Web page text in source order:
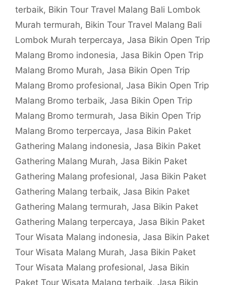
terbaik, Bikin Tour Travel Malang Bali Lombok
Murah termurah, Bikin Tour Travel Malang Bali
Lombok Murah terpercaya, Jasa Bikin Open Trip
Malang Bromo indonesia, Jasa Bikin Open Trip
Malang Bromo Murah, Jasa Bikin Open Trip
Malang Bromo profesional, Jasa Bikin Open Trip
Malang Bromo terbaik, Jasa Bikin Open Trip
Malang Bromo termurah, Jasa Bikin Open Trip
Malang Bromo terpercaya, Jasa Bikin Paket
Gathering Malang indonesia, Jasa Bikin Paket
Gathering Malang Murah, Jasa Bikin Paket
Gathering Malang profesional, Jasa Bikin Paket
Gathering Malang terbaik, Jasa Bikin Paket
Gathering Malang termurah, Jasa Bikin Paket
Gathering Malang terpercaya, Jasa Bikin Paket
Tour Wisata Malang indonesia, Jasa Bikin Paket
Tour Wisata Malang Murah, Jasa Bikin Paket
Tour Wisata Malang profesional, Jasa Bikin
Paket Tour Wisata Malang terbaik, Jasa Bikin